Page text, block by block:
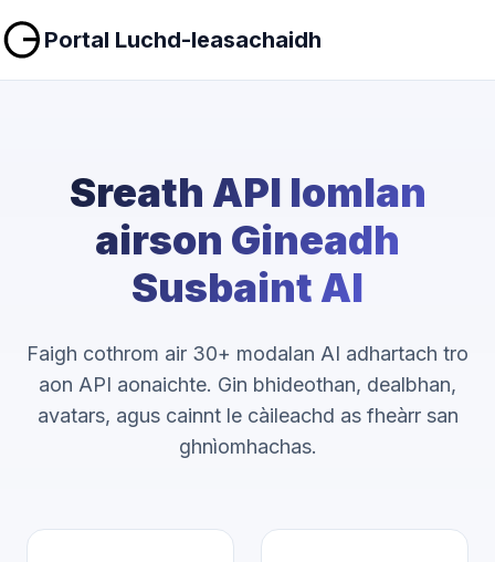
Portal Luchd-leasachaidh
Sreath API Iomlan
airson Gineadh
Susbaint AI
Faigh cothrom air 30+ modalan AI adhartach tro
aon API aonaichte. Gin bhideothan, dealbhan,
avatars, agus cainnt le càileachd as fheàrr san
ghnìomhachas.